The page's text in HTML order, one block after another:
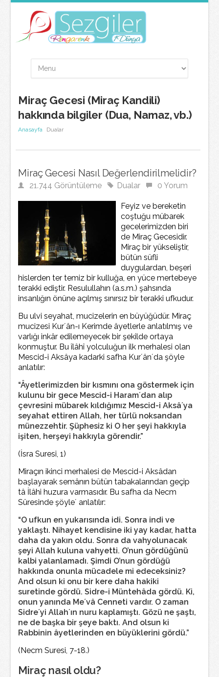
Miraç Gecesi (Miraç Kandili)
hakkında bilgiler (Dua, Namaz, vb.)
Anasayfa Dualar
Miraç Gecesi Nasıl Değerlendirilmelidir?
21.744 Görüntüleme Dualar 0 Yorum
Feyiz ve bereketin
coştuğu mübarek
gecelerimizden biri
de Miraç Gecesidir.
Miraç bir yükseliştir,
bütün süfli
duygulardan, beşeri
hislerden ter temiz bir kulluğa, en yüce mertebeye
terakki ediştir. Resulullahın (a.s.m.) şahsında
insanlığın önüne açılmış sınırsız bir terakki ufkudur.
Bu ulvi seyahat, mucizelerin en büyüğüdür. Miraç
mucizesi Kur´ân-ı Kerimde âyetlerle anlatılmış ve
varlığı inkâr edilemeyecek bir şekilde ortaya
konmuştur. Bu îlâhî yolculuğun ilk merhalesi olan
Mescid-i Aksâya kadarki safha Kur´ân´da şöyle
anlatılır:
“Âyetlerimizden bir kısmını ona göstermek için
kulunu bir gece Mescid-i Haram´dan alıp
çevresini mübarek kıldığımız Mescid-i Aksâ´ya
seyahat ettiren Allah, her türlü noksandan
münezzehtir. Şüphesiz ki O her şeyi hakkıyla
işiten, herşeyi hakkıyla görendir.”
(İsra Suresi, 1)
Miraçın ikinci merhalesi de Mescid-i Aksâdan
başlayarak semânın bütün tabakalarından geçip
tâ İlâhi huzura varmasıdır. Bu safha da Necm
Sûresinde şöyle´ anlatılır:
“O ufkun en yukarısında idi. Sonra indi ve
yaklaştı. Nihayet kendisine iki yay kadar, hatta
daha da yakın oldu. Sonra da vahyolunacak
şeyi Allah kuluna vahyetti. O’nun gördüğünü
kalbi yalanlamadı. Şimdi O’nun gördüğü
hakkında onunla mücadele mi edeceksiniz?
And olsun ki onu bir kere daha hakiki
suretinde gördü. Sidre-i Müntehâda gördü. Ki,
onun yanında Me´vâ Cenneti vardır. O zaman
Sidre´yi Allah´ın nuru kaplamıştı. Gözü ne şaştı,
ne de başka bir şeye baktı. And olsun ki
Rabbinin âyetlerinden en büyüklerini gördü.”
(Necm Suresi, 7-18.)
Miraç nasıl oldu?